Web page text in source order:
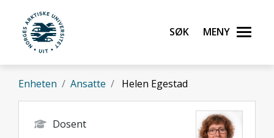
Gå til hovedinnhold
UiT Norges arktiske universitet
Søk Meny
Enheten Ansatte Helen Egestad
Dosent